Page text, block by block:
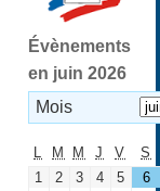
Évènements
en juin 2026
Mois
L M M J V
S
1
2 3 4 5
6